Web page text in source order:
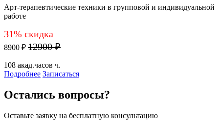
Арт-терапевтические техники в групповой и индивидуальной
работе
31% скидка
8900 ₽ 12900 ₽
108 акад.часов ч.
Подробнее Записаться
Остались вопросы?
Оставьте заявку на бесплатную консультацию